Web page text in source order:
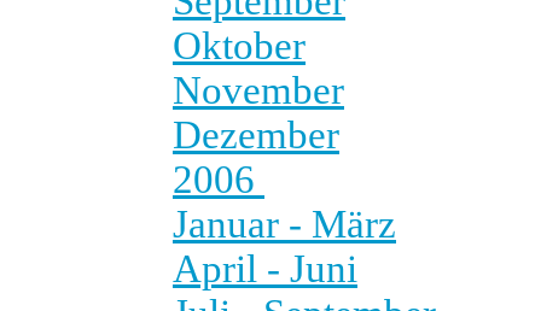
Oktober
November
Dezember
2006
Januar - März
April - Juni